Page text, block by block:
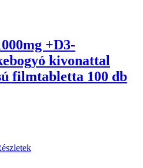
+D3-
kivonattal
filmtabletta 100 db